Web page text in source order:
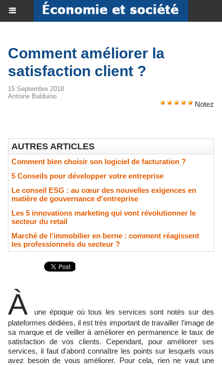
Comment améliorer la
satisfaction client ?
15 Septembre 2018
Antoine Balduino
Notez
AUTRES ARTICLES
Comment bien choisir son logiciel de facturation ?
5 Conseils pour développer votre entreprise
Le conseil ESG : au cœur des nouvelles exigences en
matière de gouvernance d'entreprise
Les 5 innovations marketing qui vont révolutionner le
secteur du retail
Marché de l’immobilier en berne : comment réagissent
les professionnels du secteur ?
À
une époque où tous les services sont notés sur des
plateformes dédiées, il est très important de travailler l'image de
sa marque et de veiller à améliorer en permanence le taux de
satisfaction de vos clients. Cependant, pour améliorer ses
services, il faut d'abord connaître les points sur lesquels vous
avez besoin de vous améliorer. Pour cela, rien ne vaut une